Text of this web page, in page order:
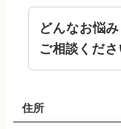
どんなお悩
ご相談くだ
住所